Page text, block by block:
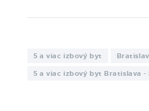
5 a viac izbový byt
5 a viac izbový byt Bratislava